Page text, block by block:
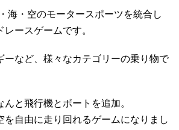
海・空のモータースポーツを統合し
ースゲームです。
ーなど、様々なカテゴリーの乗り物で
と飛行機とボートを追加。
を自由に走り回れるゲームになりまし